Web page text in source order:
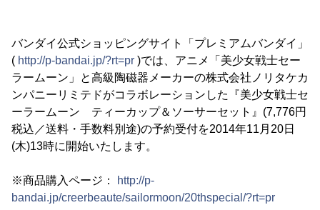
バンダイ公式ショッピングサイト「プレミアムバンダイ」
( http://p-bandai.jp/?rt=pr )では、アニメ「美少女戦士セー
ラームーン」と高級陶磁器メーカーの株式会社ノリタケカ
ンパニーリミテドがコラボレーションした『美少女戦士セ
ーラームーン ティーカップ＆ソーサーセット』(7,776円
税込／送料・手数料別途)の予約受付を2014年11月20日
(木)13時に開始いたします。
※商品購入ページ：
http://p-
bandai.jp/creerbeaute/sailormoon/20thspecial/?rt=pr